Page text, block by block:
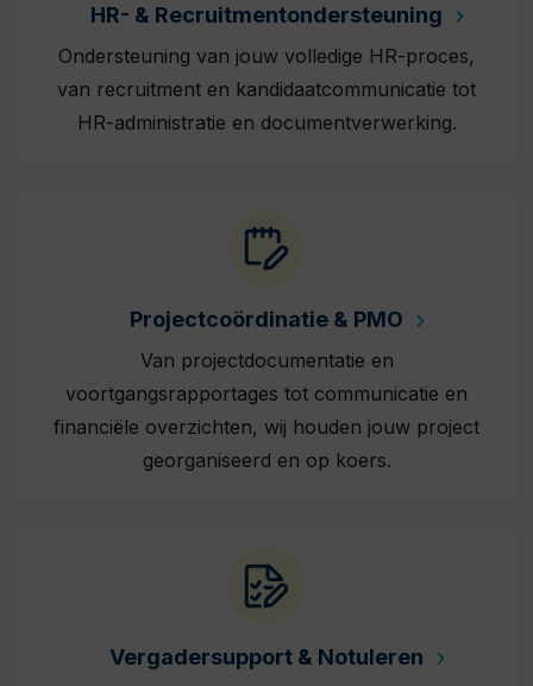
HR- & Recruitmentondersteuning
Ondersteuning van jouw volledige HR-proces,
van recruitment en kandidaatcommunicatie tot
HR-administratie en documentverwerking.
Projectcoördinatie & PMO
Van projectdocumentatie en
voortgangsrapportages tot communicatie en
financiële overzichten, wij houden jouw project
georganiseerd en op koers.
Vergadersupport & Notuleren